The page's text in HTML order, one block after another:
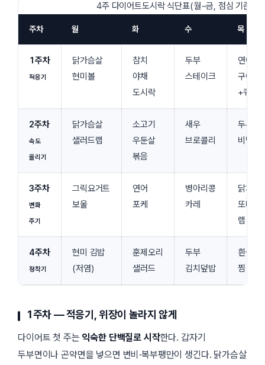
4주 다이어트도시락 식단표(월~금, 점심 기준)
주차 월 화 수 목
1주차
적응기
닭가슴살
현미볼
참치
야채
도시락
두부
스테이크
연어
구이
+퀴노
2주차
속도
올리기
닭가슴살
샐러드랩
소고기
우둔살
볶음
새우
브로콜리
두부면
비빔
3주차
변화
주기
그릭요거트
보울
연어
포케
병아리콩
카레
닭가슴
또띠야
랩
4주차
정착기
현미 김밥
(저염)
훈제오리
샐러드
두부
김치덮밥
흰살생
찜
1주차 — 적응기, 위장이 놀라지 않게
다이어트 첫 주는 익숙한 단백질로 시작한다. 갑자기
두부면이나 곤약면을 넣으면 변비·복부팽만이 생긴다. 닭가슴살